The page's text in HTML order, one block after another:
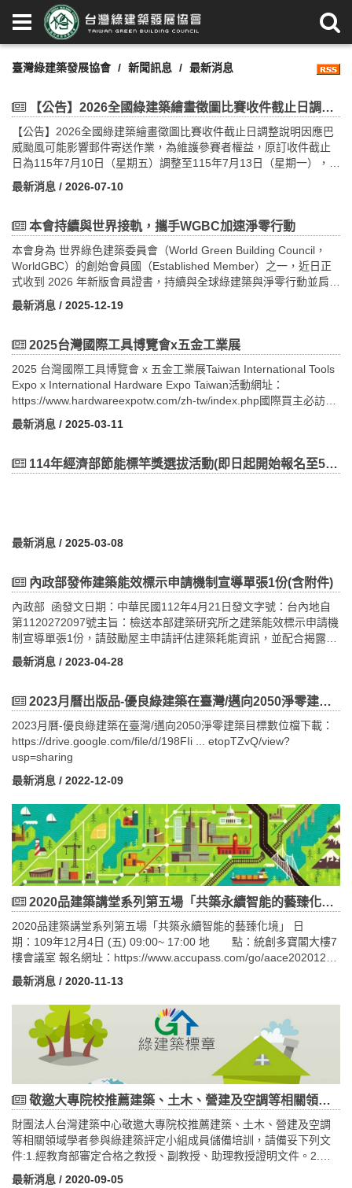
臺灣綠建築發展協會 新聞訊息 最新消息
【公告】2026全國綠建築繪畫徵圖比賽收件截止日調整說明
【公告】2026全國綠建築繪畫徵圖比賽收件截止日調整說明因應巴
威颱風可能影響郵件寄送作業，為維護參賽者權益，原訂收件截止
日為115年7月10日（星期五）調整至115年7月13日（星期一），並
同樣以郵戳為憑。請參賽者留意收件期限，並盡早完成寄件。造成
不便，敬請見諒，感謝您的配合。
最新消息 / 2026-07-10
本會持續與世界接軌，攜手WGBC加速淨零行動
本會身為 世界綠色建築委員會（World Green Building Council，
WorldGBC）的創始會員國（Established Member）之一，近日正
式收到 2026 年新版會員證書，持續與全球綠建築與淨零行動並肩前
行。
最新消息 / 2025-12-19
2025台灣國際工具博覽會x五金工業展
2025 台灣國際工具博覽會 x 五金工業展Taiwan International Tools
Expo x International Hardware Expo Taiwan活動網址：
https://www.hardwareexpotw.com/zh-tw/index.php國際買主必訪展
會 十月台中震撼登場全台規模最大，中部五金工業產業盛事，「 台
灣國際工具博覽會 x 五金工業展 (TiTE x IHT)，將於2025年10月21
新商機，搶攻千億全球商機。五金工業包含手工具、汽配修護、園
最穩定可靠的合作夥伴，國際買主每年也必定親訪台灣洽談新訂
最新消息 / 2025-03-11
114年經濟部節能標竿獎選拔活動(即日起開始報名至5/31止)
最新消息 / 2025-03-08
內政部發佈建築能效標示申請機制宣導單張1份(含附件)
內政部 函發文日期：中華民國112年4月21日發文字號：台內地自
第1120272097號主旨：檢送本部建築研究所之建築能效標示申請機
制宣導單張1份，請鼓勵屋主申請評估建築耗能資訊，並配合揭露建
築能效標示，請轉知所屬會員查照辦理。說明：一、依據本部112年
2月17日「既有建築物達成近零碳建築及租屋市場提升家電設備能源
4月19日建研環字第1127638265號書函辦理。二、請宣導同業鼓勵
能耗效能資訊，並於銷售、租賃廣告、網站、交易平臺等多元媒體
提供租賃物件所附電器用品能耗資訊並揭露建築能效標示，以促進
買賣或承租意願，同時達節能之效。
最新消息 / 2023-04-28
2023月曆出版品-優良綠建築在臺灣/邁向2050淨零建築目標
2023月曆-優良綠建築在臺灣/邁向2050淨零建築目標數位檔下載：
https://drive.google.com/file/d/198FIi ... etopTZvQ/view?
usp=sharing
最新消息 / 2022-12-09
2020品建築講堂系列第五場「共築永續智能的藝臻化境」
2020品建築講堂系列第五場「共築永續智能的藝臻化境」 日
期：109年12月4日 (五) 09:00~ 17:00 地 點：統創多寶閣大樓7
樓會議室 報名網址：https://www.accupass.com/go/aace20201204
策展人：劉培森 建築師 專題講師： 1. 鄭泰昇 院長 / 國立成功大學
設計學院 智慧建築大未來 2. 江維華 教授 / 台灣科技大學建築系 綠
建築-簡約之美 3. 劉培森 主持建築師 / 劉培森建築師事務所 永續環
境的實踐 4. 顏名宏 副教授 / 台中教育大學文化創意產業設計與營運
學系 營造『風光水色人事時』的美學共感場域 5. 沈方正 執行長 / 老
爺大酒店集團 地方特色開發 6. 何承育 執行長 / 勤美學 勤美學 永續
趣！
最新消息 / 2020-11-13
敬邀大專院校推薦建築、土木、營建及空調等相關領域學者參與財團法人台灣建築中心綠建築評定小組成員儲備培訓
財團法人台灣建築中心敬邀大專院校推薦建築、土木、營建及空調
等相關領域學者參與綠建築評定小組成員儲備培訓，請備妥下列文
件:1.經教育部審定合格之教授、副教授、助理教授證明文件。2.學
校聘書。3個人資料、學經歷表。4.綠建築評估指標專業領域相關著
最新消息 / 2020-09-05